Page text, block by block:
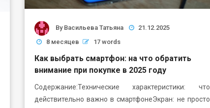
By Васильева Татьяна
21.12.2025
8 месяцев
17 words
Как выбрать смартфон: на что обратить
внимание при покупке в 2025 году
Содержание:Технические характеристики: что
действительно важно в смартфонеЭкран: не просто